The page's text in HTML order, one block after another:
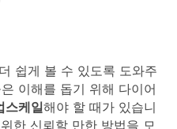
쉽게 볼 수 있도록 도와주
이해를 돕기 위해 다이어
스케일해야 할 때가 있습니
한 신뢰할 만한 방법을 모